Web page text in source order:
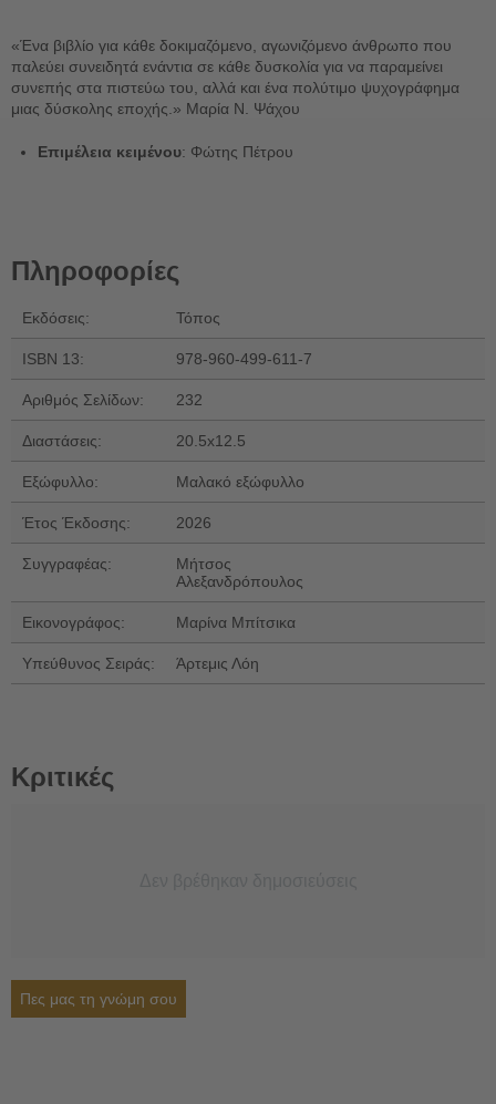
«Ένα βιβλίο για κάθε δοκιμαζόμενο, αγωνιζόμενο άνθρωπο που
παλεύει συνειδητά ενάντια σε κάθε δυσκολία για να παραμείνει
συνεπής στα πιστεύω του, αλλά και ένα πολύτιμο ψυχογράφημα
μιας δύσκολης εποχής.» Μαρία Ν. Ψάχου
Επιμέλεια κειμένου: Φώτης Πέτρου
Πληροφορίες
Εκδόσεις: Τόπος
ISBN 13: 978-960-499-611-7
Αριθμός Σελίδων: 232
Διαστάσεις: 20.5x12.5
Εξώφυλλο: Μαλακό εξώφυλλο
Έτος Έκδοσης: 2026
Συγγραφέας:
Μήτσος
Αλεξανδρόπουλος
Εικονογράφος: Μαρίνα Μπίτσικα
Υπεύθυνος Σειράς: Άρτεμις Λόη
Κριτικές
Πες μας τη γνώμη σου